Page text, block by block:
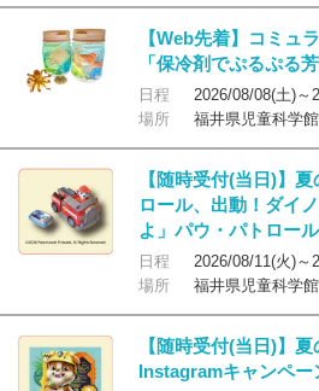
【Web先着】コミュ
「保冷剤でぷるぷる
日程
2026/08/08(土)～
場所
福井県児童科学
【随時受付(当日)】
ロール、出動！ダイ
よ」パウ・パトロー
日程
2026/08/11(火)～
場所
福井県児童科学
【随時受付(当日)】
Instagramキャンペー